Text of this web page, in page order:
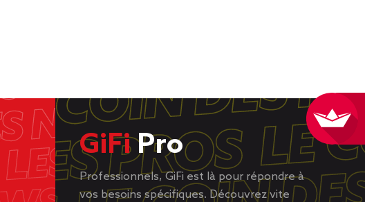
GiFiPro
Professionnels, GiFi est là pour répondre à
vos besoins spécifiques. Découvrez vite